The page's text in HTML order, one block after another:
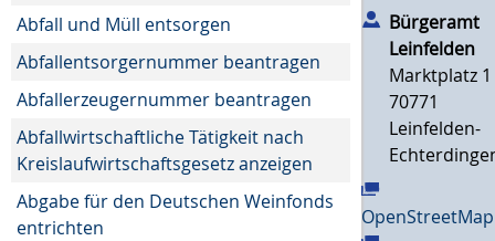
Abfall und Müll entsorgen
Abfallentsorgernummer beantragen
Abfallerzeugernummer beantragen
Abfallwirtschaftliche Tätigkeit nach
Kreislaufwirtschaftsgesetz anzeigen
Abgabe für den Deutschen Weinfonds
entrichten
Bürgeramt
Leinfelden
Marktplatz 1
70771
Leinfelden-
OpenStreetMap